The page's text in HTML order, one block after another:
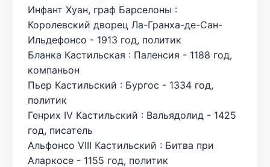
Инфант Хуан, граф Барселоны :
Королевский дворец Ла-Гранха-де-Сан-
Ильдефонсо - 1913 год, политик
Бланка Кастильская : Паленсия - 1188 год,
компаньон
Пьер Кастильский : Бургос - 1334 год,
политик
Генрих IV Кастильский : Вальядолид - 1425
год, писатель
Альфонсо VIII Кастильский : Битва при
Аларкосе - 1155 год, политик